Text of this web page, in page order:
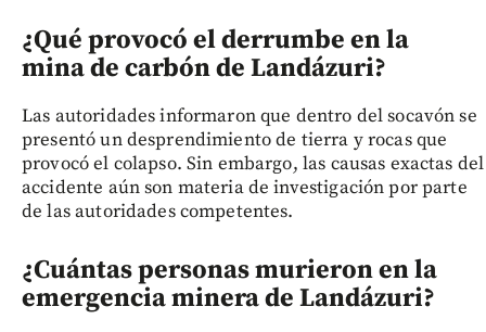
¿Qué provocó el derrumbe en la
mina de carbón de Landázuri?
Las autoridades informaron que dentro del socavón se
presentó un desprendimiento de tierra y rocas que
provocó el colapso. Sin embargo, las causas exactas del
accidente aún son materia de investigación por parte
de las autoridades competentes.
¿Cuántas personas murieron en la
emergencia minera de Landázuri?